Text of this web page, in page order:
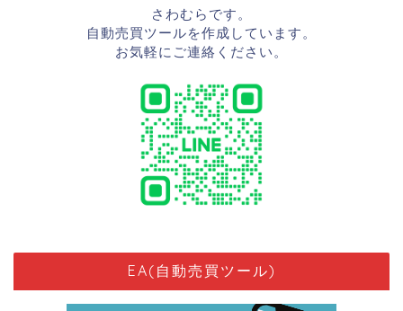
さわむらです。
自動売買ツールを作成しています。
お気軽にご連絡ください。
EA(自動売買ツール)